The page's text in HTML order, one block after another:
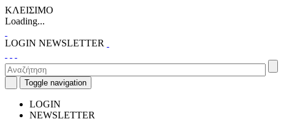
ΚΛΕΙΣΙΜΟ
Loading...
LOGIN NEWSLETTER
Toggle navigation
LOGIN
NEWSLETTER